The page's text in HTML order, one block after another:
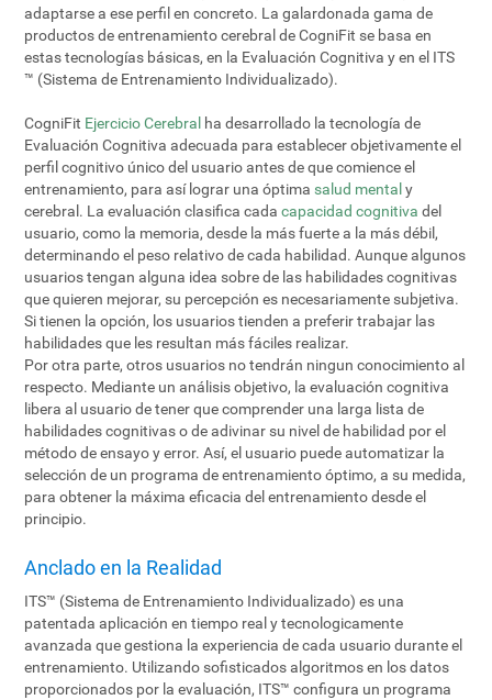
adaptarse a ese perfil en concreto. La galardonada gama de
productos de entrenamiento cerebral de CogniFit se basa en
estas tecnologías básicas, en la Evaluación Cognitiva y en el ITS
™ (Sistema de Entrenamiento Individualizado).
CogniFit Ejercicio Cerebral ha desarrollado la tecnología de
Evaluación Cognitiva adecuada para establecer objetivamente el
perfil cognitivo único del usuario antes de que comience el
entrenamiento, para así lograr una óptima salud mental y
cerebral. La evaluación clasifica cadacapacidad cognitiva del
usuario, como la memoria, desde la más fuerte a la más débil,
determinando el peso relativo de cada habilidad. Aunque algunos
usuarios tengan alguna idea sobre de las habilidades cognitivas
que quieren mejorar, su percepción es necesariamente subjetiva.
Si tienen la opción, los usuarios tienden a preferir trabajar las
habilidades que les resultan más fáciles realizar.
Por otra parte, otros usuarios no tendrán ningun conocimiento al
respecto. Mediante un análisis objetivo, la evaluación cognitiva
libera al usuario de tener que comprender una larga lista de
habilidades cognitivas o de adivinar su nivel de habilidad por el
método de ensayo y error. Así, el usuario puede automatizar la
selección de un programa de entrenamiento óptimo, a su medida,
para obtener la máxima eficacia del entrenamiento desde el
principio.
Anclado en la Realidad
ITS™ (Sistema de Entrenamiento Individualizado) es una
patentada aplicación en tiempo real y tecnologicamente
avanzada que gestiona la experiencia de cada usuario durante el
entrenamiento. Utilizando sofisticados algoritmos en los datos
proporcionados por la evaluación, ITS™ configura un programa